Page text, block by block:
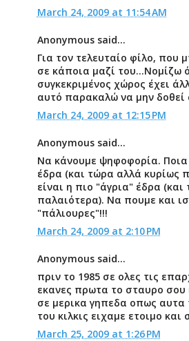
March 24, 2009 at 11:54 AM
Anonymous said...
Για τον τελευταίο φίλο, που
σε κάποια μαζί του...Νομίζω
συγκεκριμένος χώρος έχει
αυτό παρακαλώ να μην δοθεί
March 24, 2009 at 12:15 PM
Anonymous said...
Να κάνουμε ψηφοφορία. Ποια
έδρα (και τώρα αλλά κυρίως
είναι η πιο "άγρια" έδρα (και
παλαιότερα). Να πουμε και
"πάλιουρες"!!!
March 24, 2009 at 2:10 PM
Anonymous said...
πριν το 1985 σε ολες τις
εκανες πρωτα το σταυρο σου
σε μερικα γηπεδα οπως αυτα
του κιλκις ειχαμε ετοιμο και
March 25, 2009 at 1:26 PM